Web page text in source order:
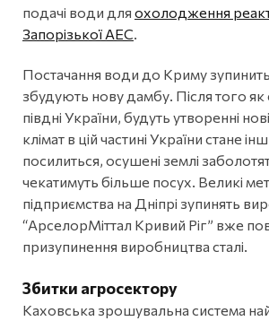
подачі води для охолодження
Запорізької АЕС
Постачання води до Криму
збудують нову дамбу. Після того
півдні України, будуть утворенні
клімат в цій частині України стане
посилиться, осушені землі
чекатимуть більше посух. Великі
підприємства на Дніпрі зупинять
“АрселорМіттал Кривий Ріг” вже
призупинення виробництва сталі.
Збитки агросектору
Каховська зрошувальна система